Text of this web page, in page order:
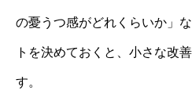
の憂うつ感がどれくらいか」
トを決めておくと、小さな改
す。